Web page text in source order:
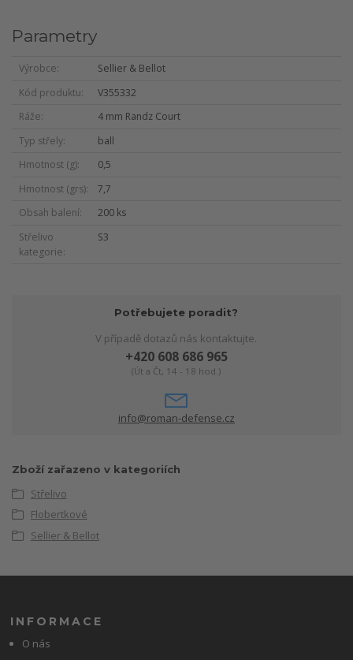
Parametry
Výrobce
Sellier & Bellot
Kód produktu
V355332
Ráže
4 mm Randz Court
Typ střely
ball
Hmotnost (g)
0,5
Hmotnost (grs)
7,7
Obsah balení
200 ks
Střelivo
kategorie
S3
Potřebujete poradit?
V případě dotazů nás kontaktujte.
+420 608 686 965
(Út a Čt, 14 - 18 hod.)
info@roman-defense.cz
Zboží zařazeno v kategoriích
Střelivo
Flobertkové
Sellier & Bellot
INFORMACE
O nás